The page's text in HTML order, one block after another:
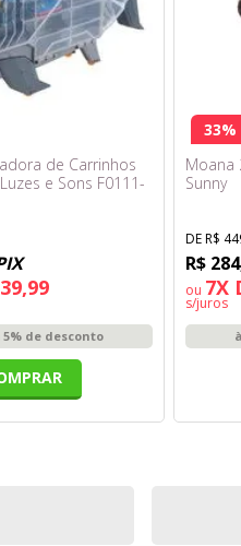
de Carrinhos
e Sons F0111-
de desconto
33%
Moana
Sunny
DE R$
R$
ou 7X
s/juros